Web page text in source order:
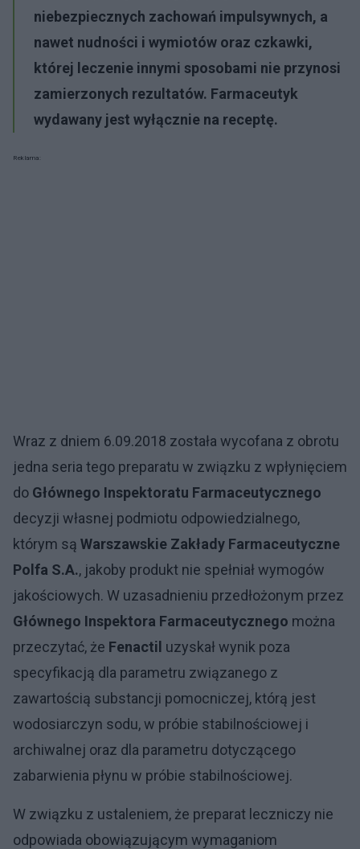
niebezpiecznych zachowań impulsywnych, a
nawet nudności i wymiotów oraz czkawki,
której leczenie innymi sposobami nie przynosi
zamierzonych rezultatów. Farmaceutyk
wydawany jest wyłącznie na receptę.
Reklama:
Wraz z dniem 6.09.2018 została wycofana z obrotu
jedna seria tego preparatu w związku z wpłynięciem
do Głównego Inspektoratu Farmaceutycznego
decyzji własnej podmiotu odpowiedzialnego,
którym są Warszawskie Zakłady Farmaceutyczne
Polfa S.A., jakoby produkt nie spełniał wymogów
jakościowych. W uzasadnieniu przedłożonym przez
Głównego Inspektora Farmaceutycznego można
przeczytać, że Fenactil uzyskał wynik poza
specyfikacją dla parametru związanego z
zawartością substancji pomocniczej, którą jest
wodosiarczyn sodu, w próbie stabilnościowej i
archiwalnej oraz dla parametru dotyczącego
zabarwienia płynu w próbie stabilnościowej.
W związku z ustaleniem, że preparat leczniczy nie
odpowiada obowiązującym wymaganiom